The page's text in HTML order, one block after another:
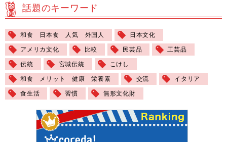
話題のキーワード
和食 日本食 人気 外国人 日本文化
アメリカ文化 比較 民芸品 工芸品
伝統 宮城伝統 こけし
和食 メリット 健康 栄養素 交流 イタリア
食生活 習慣 無形文化財